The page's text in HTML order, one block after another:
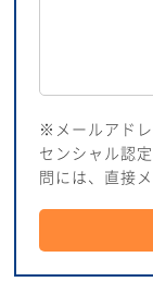
※メールアド
センシャル認
問には、直接